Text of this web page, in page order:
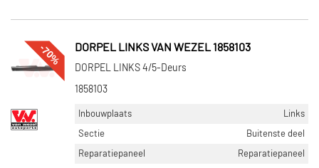
-70% DORPEL LINKS VAN WEZEL 1858103
DORPEL LINKS 4/5-Deurs
1858103
Inbouwplaats
Links
Sectie
Buitenste deel
Reparatiepaneel
Reparatiepaneel